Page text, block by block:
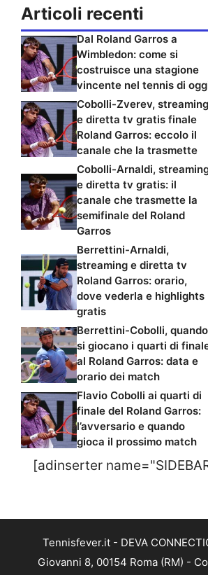
Articoli recenti
Dal Roland Garros a
Wimbledon: come si
costruisce una stagione
vincente nel tennis di
Cobolli-Zverev, streaming
e diretta tv gratis finale
Roland Garros: eccolo il
canale che la trasmette
Cobolli-Arnaldi,
e diretta tv gratis: il
canale che trasmette la
semifinale del Roland
Garros
Berrettini-Arnaldi,
streaming e diretta tv
Roland Garros: orario,
dove vederla e highlights
gratis
Berrettini-Cobolli, quando
si giocano i quarti di
al Roland Garros: data e
orario dei match
Flavio Cobolli ai quarti di
finale del Roland Garros:
l’avversario e quando
gioca il prossimo match
[adinserter
Tennisfever.it - DEVA
Giovanni 8, 00154 Roma (RM) -